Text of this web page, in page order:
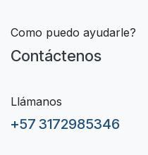
Como puedo ayudarle?
Contáctenos
Llámanos
+57 3172985346